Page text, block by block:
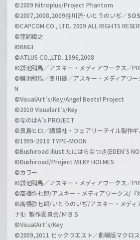
l
©2009 Nitroplus/Project Phantom
©2007,2008,2009谷川流･いとうのいぢ／
©CAPCOM CO., LTD. 2009 ALL RIGHTS
©窪岡俊之
©BNGI
©ATLUS CO.,LTD. 1996,2008
©鎌池和馬／アスキー・メディアワークス／
©鎌池和馬／冬川基／アスキー・メディアワー
N
©VisualArt's/Key/Angel Beats! Project
©2010 Visualart's/Key
©なのはA's PROJECT
©真島ヒロ／講談社・フェアリーテイル製作
©1999-2010 TYPE-MOON
©Bushiroad illust:たにはらなつき(EDEN'S
©Bushiroad/Project MILKY HOLMES
©カラー
©鎌池和馬／アスキー・メディアワークス／
©高橋弥七郎/アスキー・メディアワークス/『
©高橋弥七郎/いとうのいぢ/アスキー・メディ
ナII』製作委員会/ＭＢＳ
©VisualArt's/Key
©2009,2011 ビックウエスト／劇場版マクロ